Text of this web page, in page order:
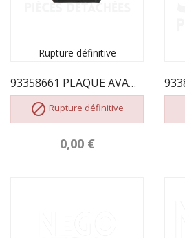
Rupture définitive
93358661 PLAQUE AVANT FOYER Charbon
 Rupture définitive
0,00 €